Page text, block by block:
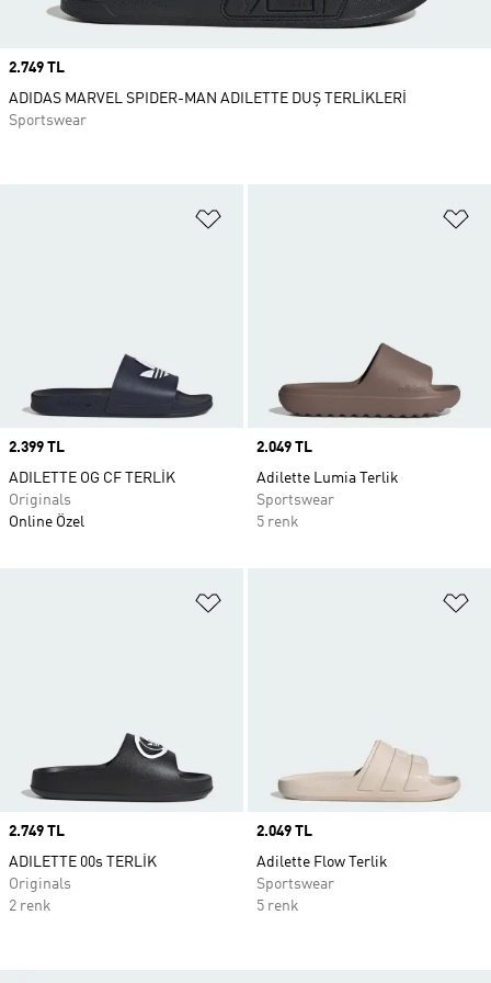
Price
2.399 TL
ADILETTE OG CF TERLİK
Originals
Online Özel
Price
2.049 TL
Adilette Lumia Terlik
Sportswear
5 renk
Price
2.749 TL
ADILETTE 00s TERLİK
Originals
2 renk
Price
2.049 TL
Adilette Flow Terlik
Sportswear
5 renk
Price
2.749 TL
ADIDAS MARVEL SPIDER-MAN ADILETTE DUŞ TERLİKLERİ
Sportswear